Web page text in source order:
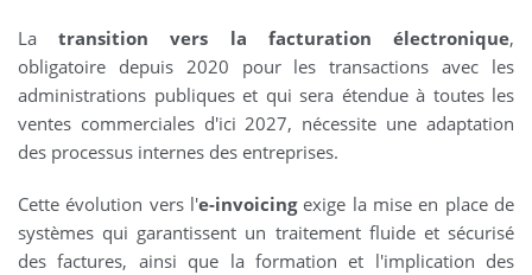
Latransition vers la facturation électronique,
obligatoire depuis 2020 pour les transactions avec les
administrations publiques et qui sera étendue à toutes les
ventes commerciales d'ici 2027, nécessite une adaptation
des processus internes des entreprises.
Cette évolution vers l'e-invoicingexige la mise en place de
systèmes qui garantissent un traitement fluide et sécurisé
des factures, ainsi que la formation et l'implication des